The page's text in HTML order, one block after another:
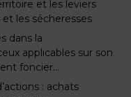
et les leviers
les sécheresses
dans la
applicables sur son
foncier…
: achats